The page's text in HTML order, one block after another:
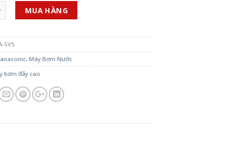
MUA HÀNG
SV5
, Máy Bơm Nước
bơm đẩy cao